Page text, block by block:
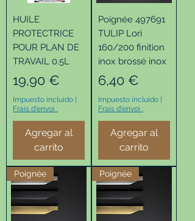
HUILE
PROTECTRICE
POUR PLAN DE
TRAVAIL 0.5L
Precio
19,90 €
Impuesto incluido
Frais d'envoi :
Agregar al
carrito
Poignée 497691
TULIP Lori
160/200 finition
inox brossé inox
Precio
6,40 €
Impuesto incluido
Frais d'envoi :
Agregar al
carrito
Poignée Poignée